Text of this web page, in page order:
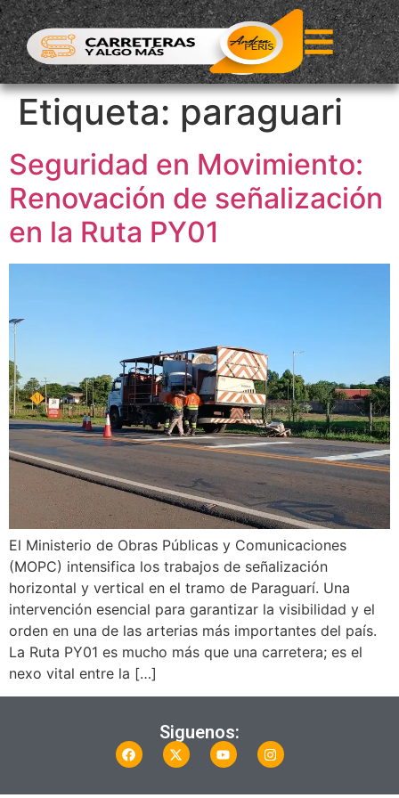
Etiqueta: paraguari
Seguridad en Movimiento:
Renovación de señalización
en la Ruta PY01
El Ministerio de Obras Públicas y Comunicaciones
(MOPC) intensifica los trabajos de señalización
horizontal y vertical en el tramo de Paraguarí. Una
intervención esencial para garantizar la visibilidad y el
orden en una de las arterias más importantes del país.
La Ruta PY01 es mucho más que una carretera; es el
nexo vital entre la […]
Siguenos: